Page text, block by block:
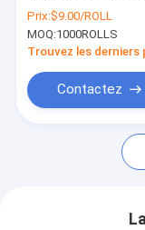
Demandez une
ALUMINIUM
ALUMINIUM
résistance à la
traction Épaisseur
0,012 mm
Prix:$9.00/ROLL
MOQ:1000ROLLS
Trouvez les derniers
Contactez